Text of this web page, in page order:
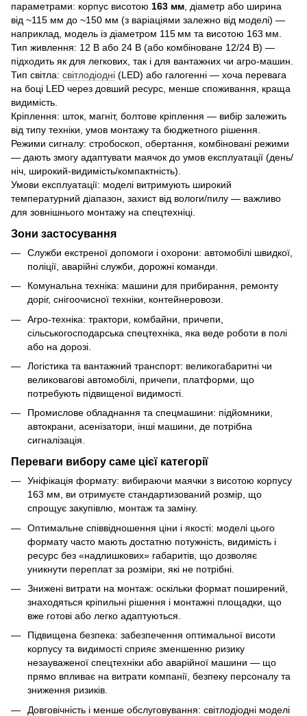
параметрами: корпус висотою 163 мм , діаметр або ширина
від ~115 мм до ~150 мм (з варіаціями залежно від моделі) —
наприклад, модель із діаметром 115 мм та висотою 163 мм.
Тип живлення: 12 В або 24 В (або комбіноване 12/24 В) —
підходить як для легкових, так і для вантажних чи агро-машин.
Тип світла: світлодіодні (LED) або галогенні — хоча перевага
на боці LED через довший ресурс, менше споживання, краща
видимість.
Кріплення: шток, магніт, болтове кріплення — вибір залежить
від типу техніки, умов монтажу та бюджетного рішення.
Режими сигналу: стробоскоп, обертання, комбіновані режими
— дають змогу адаптувати маячок до умов експлуатації (день/
ніч, широкий-видимість/компактність).
Умови експлуатації: моделі витримують широкий
температурний діапазон, захист від вологи/пилу — важливо
для зовнішнього монтажу на спецтехніці.
Зони застосування
Служби екстреної допомоги і охорони: автомобілі швидкої,
поліції, аварійні служби, дорожні команди.
Комунальна техніка: машини для прибирання, ремонту
доріг, снігоочисної техніки, контейнеровози.
Агро-техніка: трактори, комбайни, причепи,
сільськогосподарська спецтехніка, яка веде роботи в полі
або на дорозі.
Логістика та вантажний транспорт: великогабаритні чи
великовагові автомобілі, причепи, платформи, що
потребують підвищеної видимості.
Промислове обладнання та спецмашини: підйомники,
автокрани, асенізатори, інші машини, де потрібна
сигналізація.
Переваги вибору саме цієї категорії
Уніфікація формату: вибираючи маячки з висотою корпусу
163 мм, ви отримуєте стандартизований розмір, що
спрощує закупівлю, монтаж та заміну.
Оптимальне співвідношення ціни і якості: моделі цього
формату часто мають достатню потужність, видимість і
ресурс без «надлишкових» габаритів, що дозволяє
уникнути переплат за розміри, які не потрібні.
Знижені витрати на монтаж: оскільки формат поширений,
знаходяться кріпильні рішення і монтажні площадки, що
вже готові або легко адаптуються.
Підвищена безпека: забезпечення оптимальної висоти
корпусу та видимості сприяє зменшенню ризику
незауваженої спецтехніки або аварійної машини — що
прямо впливає на витрати компанії, безпеку персоналу та
зниження ризиків.
Довговічність і менше обслуговування: світлодіодні моделі